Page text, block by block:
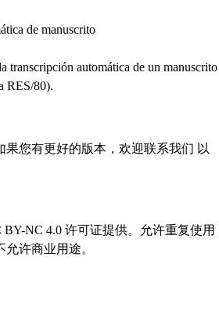
de manuscrito
transcripción automática de un manuscrito
RES/80).
果您有更好的版本，欢迎联系我们 以
NC 4.0 许可证提供。允许重复使用
许商业用途。